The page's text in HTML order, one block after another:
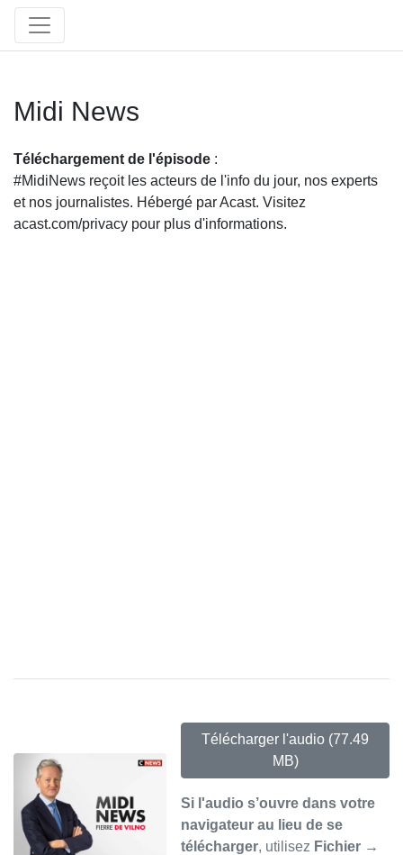
Midi News
Téléchargement de l'épisode :
#MidiNews reçoit les acteurs de l'info du jour, nos experts
et nos journalistes. Hébergé par Acast. Visitez
acast.com/privacy pour plus d'informations.
Télécharger l'audio (77.49
MB)
Si l'audio s’ouvre dans votre
navigateur au lieu de se
télécharger, utilisez Fichier →